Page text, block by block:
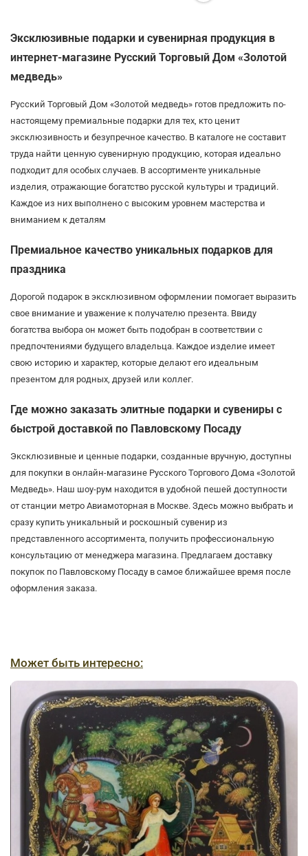
Эксклюзивные подарки и сувенирная продукция в
интернет-магазине Русский Торговый Дом «Золотой
медведь»
Русский Торговый Дом «Золотой медведь» готов предложить по-
настоящему премиальные подарки для тех, кто ценит
эксклюзивность и безупречное качество. В каталоге не составит
труда найти ценную сувенирную продукцию, которая идеально
подходит для особых случаев. В ассортименте уникальные
изделия, отражающие богатство русской культуры и традиций.
Каждое из них выполнено с высоким уровнем мастерства и
вниманием к деталям
Премиальное качество уникальных подарков для
праздника
Дорогой подарок в эксклюзивном оформлении помогает выразить
свое внимание и уважение к получателю презента. Ввиду
богатства выбора он может быть подобран в соответствии с
предпочтениями будущего владельца. Каждое изделие имеет
свою историю и характер, которые делают его идеальным
презентом для родных, друзей или коллег.
Где можно заказать элитные подарки и сувениры с
быстрой доставкой по Павловскому Посаду
Эксклюзивные и ценные подарки, созданные вручную, доступны
для покупки в онлайн-магазине Русского Торгового Дома «Золотой
Медведь». Наш шоу-рум находится в удобной пешей доступности
от станции метро Авиамоторная в Москве. Здесь можно выбрать и
сразу купить уникальный и роскошный сувенир из
представленного ассортимента, получить профессиональную
консультацию от менеджера магазина. Предлагаем доставку
покупок по Павловскому Посаду в самое ближайшее время после
оформления заказа.
Может быть интересно: